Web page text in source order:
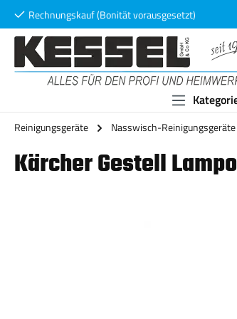
Hauptinhalt springen
Zur Suche springen
Zur Hauptnavigation springen
Rechnungskauf (Bonität vorausgesetzt)
Reinigungsgeräte Nasswisch-Reinigungsgeräte
Kärcher Gestell